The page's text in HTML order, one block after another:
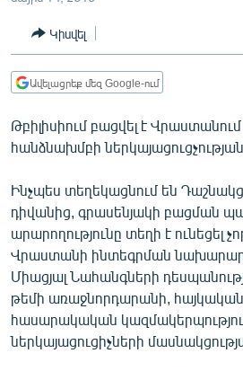
ԸՆՏՐՈՒԹՅՈՒՆՆԵՐ 2026
ԻՐԱՎՈՒՆՔ
ՀԱՍԱՐԱԿՈՒԹՅՈՒՆ
ՂԱՐԱԲԱՂ
ՏԱՐԱԾԱՇՐՋԱՆ
ՄԻՋԱԶԳԱՅԻՆ
ՄՇԱԿՈՒՅԹ
ՍՊՈՐՏ
ՄԵԿՆԱԲԱՆՈՒԹՅՈՒՆ
Կիսվել
Ավելացրեք մեզ Google-ում
Թբիլիսիում բացվել է
հանձնախմբի
Ինչպես տեղեկացնում են
դիվանից, գրասենյակի բացման
արարողությունը տեղի է ունեցել
Վրաստանի ինտեգրման
Միացյալ Նահանգների
թեմի առաջնորդարանի, հայկական
հասարակական
ներկայացուցիչների